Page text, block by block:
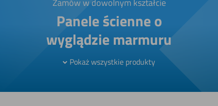
Panele ścienne o
wyglądzie marmuru
Zamów w dowolnym kształcie
Pokaż wszystkie produkty